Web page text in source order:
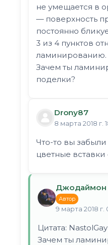
не умещается в
— поверхность
постоянно
3 из 4 пунктов
ламинированию.
Зачем ты
поделки?
Drony87
8 марта 2018 г.
Что-то вы
цветные
Джодаймон
Автор
9 марта 2018 г.
Цитата: NastolGay
Зачем ты